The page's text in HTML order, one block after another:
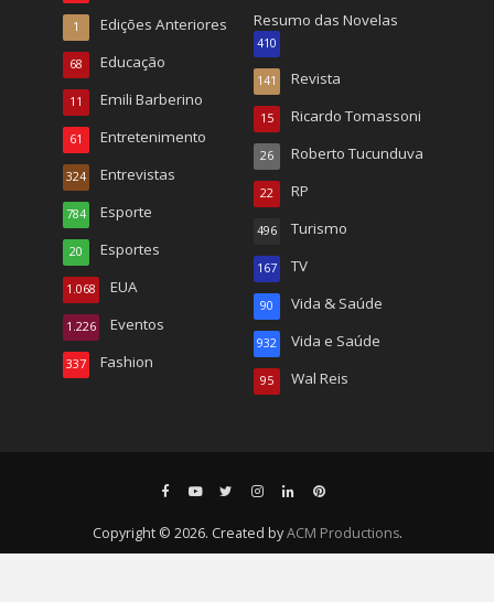
Edições Anteriores
1
Educação
68
Emili Barberino
11
Entretenimento
61
Entrevistas
324
Esporte
784
Esportes
20
EUA
1.068
Eventos
1.226
Fashion
337
Resumo das Novelas
410
Revista
141
Ricardo Tomassoni
15
Roberto Tucunduva
26
RP
22
Turismo
496
TV
167
Vida & Saúde
90
Vida e Saúde
932
Wal Reis
95
Copyright © 2026. Created byACM Productions.